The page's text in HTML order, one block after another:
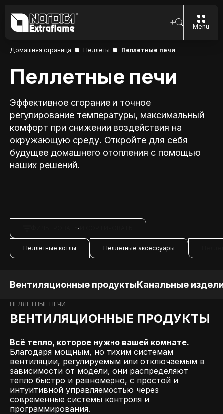
Menu
Домашняя страница Пеллеты Пеллетные печи
Пеллетные печи
Эффективное сгорание и точное
регулирование температуры, максимальный
комфорт при снижении воздействия на
окружающую среду. Откройте для себя
будущее домашнего отопления с помощью
наших решений.
ФИЛЬТРОВАТЬ И СОРТИРОВАТЬ
Пеллетные котлы Пеллетные аксессуары
Вентиляционные продуктыКанальные
ПЕЛЛЕТНЫЕ ПЕЧИ
ВЕНТИЛЯЦИОННЫЕ ПРОДУКТЫ
Всё тепло, которое нужно вашей комнате.
Благодаря мощным, но тихим системам
вентиляции, регулируемым или отключаемым в
зависимости от модели, они распределяют
тепло быстро и равномерно, с простой и
интуитивной управляемостью через
современные системы контроля и
программирования.